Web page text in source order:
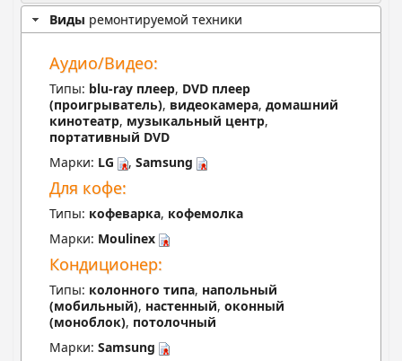
Виды ремонтируемой техники
Аудио/Видео:
Типы: blu-ray плеер, DVD плеер
(проигрыватель), видеокамера, домашний
кинотеатр, музыкальный центр,
портативный DVD
Марки: LG , Samsung
Для кофе:
Типы: кофеварка, кофемолка
Марки: Moulinex
Кондиционер:
Типы: колонного типа, напольный
(мобильный), настенный, оконный
(моноблок), потолочный
Марки: Samsung